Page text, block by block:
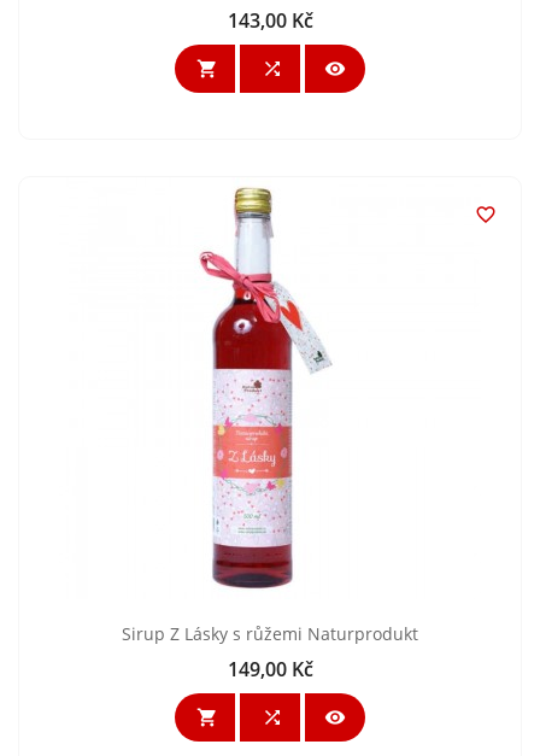
Cena
143,00 Kč
  

Sirup Z Lásky s růžemi Naturprodukt
Cena
149,00 Kč
  